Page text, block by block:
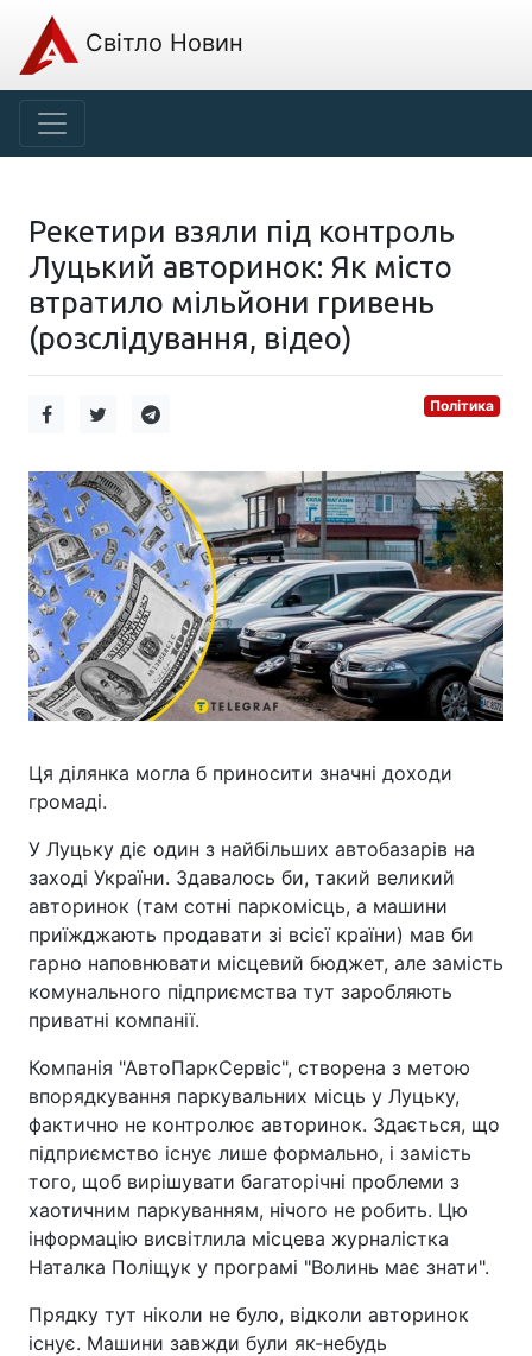
Світло Новин
Рекетири взяли під контроль
Луцький авторинок: Як місто
втратило мільйони гривень
(розслідування, відео)
Політика
Ця ділянка могла б приносити значні доходи
громаді.
У Луцьку діє один з найбільших автобазарів на
заході України. Здавалось би, такий великий
авторинок (там сотні паркомісць, а машини
приїжджають продавати зі всієї країни) мав би
гарно наповнювати місцевий бюджет, але замість
комунального підприємства тут заробляють
приватні компанії.
Компанія "АвтоПаркСервіс", створена з метою
впорядкування паркувальних місць у Луцьку,
фактично не контролює авторинок. Здається, що
підприємство існує лише формально, і замість
того, щоб вирішувати багаторічні проблеми з
хаотичним паркуванням, нічого не робить. Цю
інформацію висвітлила місцева журналістка
Наталка Поліщук у програмі "Волинь має знати".
Прядку тут ніколи не було, відколи авторинок
існує. Машини завжди були як-небудь